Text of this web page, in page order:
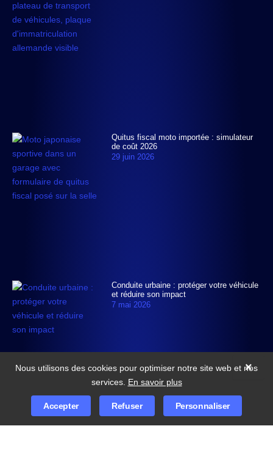
Quitus fiscal moto importée : simulateur
de coût 2026
29 juin 2026
Conduite urbaine : protéger votre véhicule
et réduire son impact
7 mai 2026
×
Nous utilisons des cookies pour optimiser notre site web et nos
services. En savoir plus
Accepter Refuser Personnaliser